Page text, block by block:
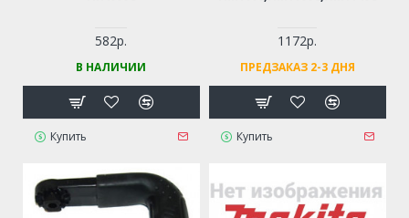
582р.
В НАЛИЧИИ
Купить
1172р.
ПРЕДЗАКАЗ 2-3 ДНЯ
Купить